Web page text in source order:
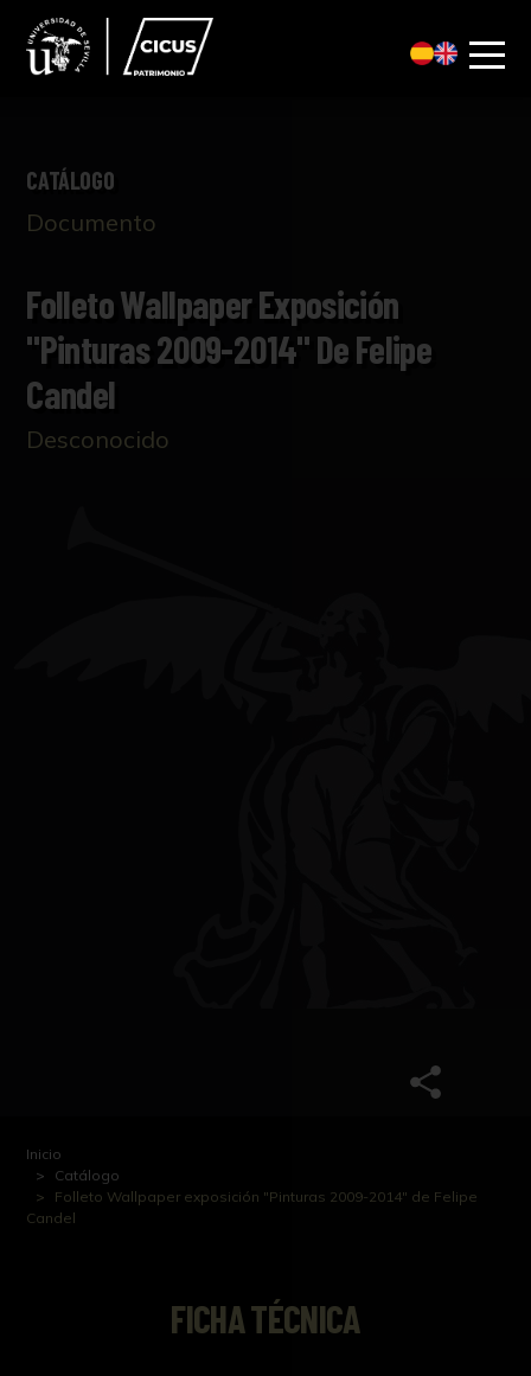
CATÁLOGO
Documento
Folleto Wallpaper Exposición
"Pinturas 2009-2014" De Felipe
Candel
Desconocido
Inicio
Catálogo
Folleto Wallpaper exposición "Pinturas 2009-2014" de Felipe
Candel
FICHA TÉCNICA